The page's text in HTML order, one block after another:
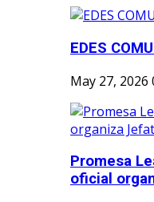
EDES
May 27, 2026
Promesa
oficial